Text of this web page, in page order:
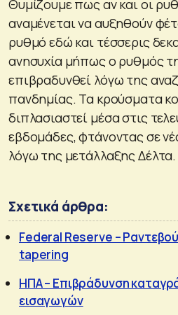
Θυμίζουμε πως αν και οι
αναμένεται να αυξηθούν
ρυθμό εδώ και τέσσερις
ανησυχία μήπως ο ρυθμός
επιβραδυνθεί λόγω της
πανδημίας. Τα κρούσματα
διπλασιαστεί μέσα στις
εβδομάδες, φτάνοντας σε
λόγω της μετάλλαξης Δέλτα.
Σχετικά άρθρα:
Federal Reserve –
tapering
ΗΠΑ – Επιβράδυνση
εισαγωγών